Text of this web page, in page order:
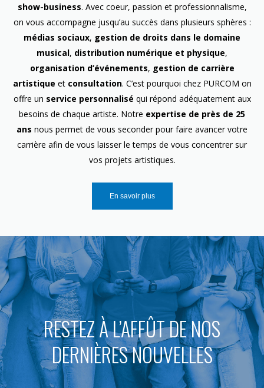
show-business. Avec coeur, passion et professionnalisme,
on vous accompagne jusqu’au succès dans plusieurs sphères :
médias sociaux, gestion de droits dans le domaine
musical, distribution numérique et physique,
organisation d’événements, gestion de carrière
artistique etconsultation. C’est pourquoi chez PURCOM on
offre un service personnalisé qui répond adéquatement aux
besoins de chaque artiste. Notre expertise de près de 25
ans nous permet de vous seconder pour faire avancer votre
carrière afin de vous laisser le temps de vous concentrer sur
vos projets artistiques.
En savoir plus
RESTEZ À L’AFFÛT DE NOS
DERNIÈRES NOUVELLES